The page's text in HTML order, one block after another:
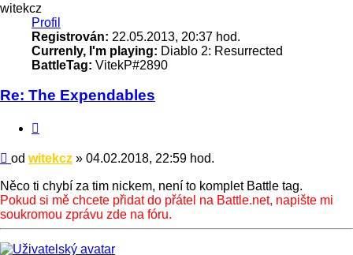
witekcz
Profil
Registrován: 22.05.2013, 20:37 hod.
Currenly, I'm playing: Diablo 2: Resurrected
BattleTag: VitekP#2890
Re: The Expendables
Příspěvek
od witekcz » 04.02.2018, 22:59 hod.
Něco ti chybí za tim nickem, není to komplet Battle tag.
Pokud si mě chcete přidat do přátel na Battle.net, napište mi
soukromou zprávu zde na fóru.
Nahoru